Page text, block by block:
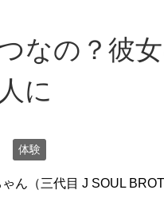
なの？彼
に
体験
ん（三代目 J SOUL